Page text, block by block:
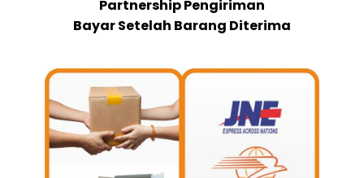
Partnership Pengiriman
Bayar Setelah Barang Diterima